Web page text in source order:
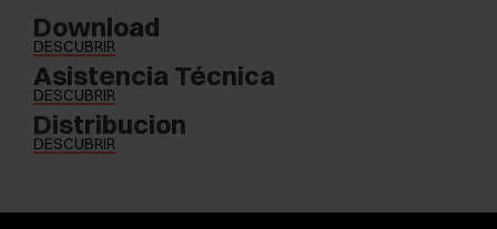
Download
DESCUBRIR
Asistencia Técnica
DESCUBRIR
Distribucion
DESCUBRIR